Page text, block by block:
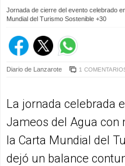
Jornada de cierre del evento celebrado
Mundial del Turismo Sostenible +30
Diario de Lanzarote 1
La jornada celebrada
Jameos del Agua con
la Carta Mundial del
dejó un balance